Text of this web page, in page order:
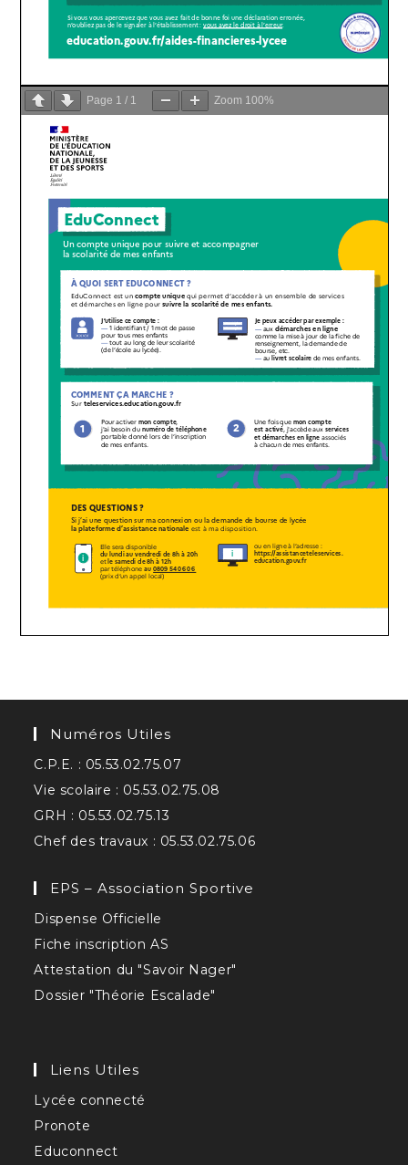
Page 1 / 1 Zoom 100%
Numéros Utiles
C.P.E. : 05.53.02.75.07
Vie scolaire : 05.53.02.75.08
GRH : 05.53.02.75.13
Chef des travaux : 05.53.02.75.06
EPS – Association Sportive
Dispense Officielle
Fiche inscription AS
Attestation du "Savoir Nager"
Dossier "Théorie Escalade"
Liens Utiles
Lycée connecté
Pronote
Educonnect